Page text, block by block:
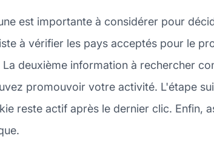
est importante à considérer pour
à vérifier les pays acceptés pour le
deuxième information à rechercher
promouvoir votre activité. L'étape
reste actif après le dernier clic. Enfin,